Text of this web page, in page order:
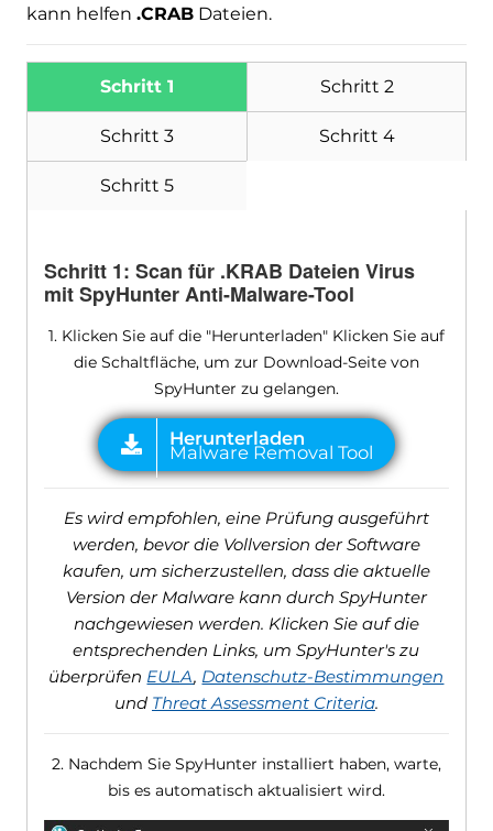
kann helfen .CRABDateien.
Schritt 1 Schritt 2
Schritt 3 Schritt 4
Schritt 5
Schritt 1: Scan für .KRAB Dateien Virus
mit SpyHunter Anti-Malware-Tool
1. Klicken Sie auf die "Herunterladen" Klicken Sie auf
die Schaltfläche, um zur Download-Seite von
SpyHunter zu gelangen.
Es wird empfohlen, eine Prüfung ausgeführt
werden, bevor die Vollversion der Software
kaufen, um sicherzustellen, dass die aktuelle
Version der Malware kann durch SpyHunter
nachgewiesen werden. Klicken Sie auf die
entsprechenden Links, um SpyHunter's zu
überprüfen EULA, Datenschutz-Bestimmungen
und Threat Assessment Criteria.
2. Nachdem Sie SpyHunter installiert haben, warte,
bis es automatisch aktualisiert wird.